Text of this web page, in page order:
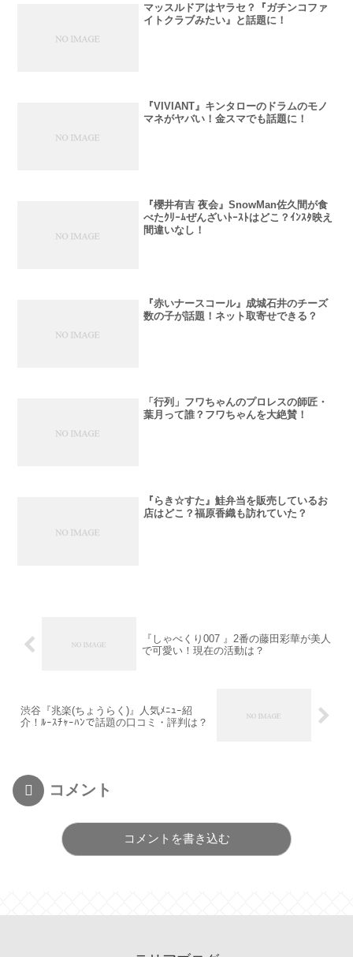
マッスルドアはヤラセ？『ガチンコファ
イトクラブみたい』と話題に！
『VIVIANT』キンタローのドラムのモノ
マネがヤバい！金スマでも話題に！
『櫻井有吉 夜会』SnowMan佐久間が食
べたｸﾘｰﾑぜんざいﾄｰｽﾄはどこ？ｲﾝｽﾀ映え
間違いなし！
『赤いナースコール』成城石井のチーズ
数の子が話題！ネット取寄せできる？
「行列」フワちゃんのプロレスの師匠・
葉月って誰？フワちゃんを大絶賛！
『らき☆すた』鮭弁当を販売しているお
店はどこ？福原香織も訪れていた？
『しゃべくり007 』2番の藤田彩華が美人
で可愛い！現在の活動は？
渋谷『兆楽(ちょうらく)』人気ﾒﾆｭｰ紹
介！ﾙｰｽﾁｬｰﾊﾝで話題の口コミ・評判は？
コメント
コメントを書き込む